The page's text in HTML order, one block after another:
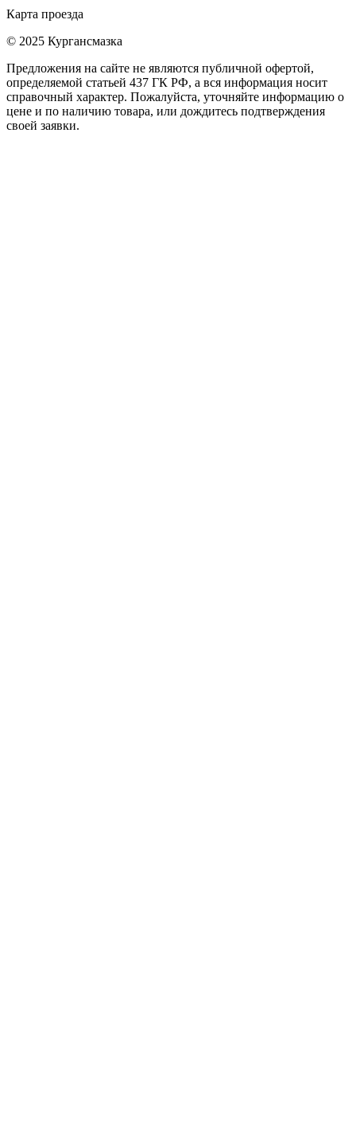
Карта проезда
© 2025 Кургансмазка
Предложения на сайте не являются публичной офертой,
определяемой статьей 437 ГК РФ, а вся информация носит
справочный характер. Пожалуйста, уточняйте информацию о
цене и по наличию товара, или дождитесь подтверждения
своей заявки.